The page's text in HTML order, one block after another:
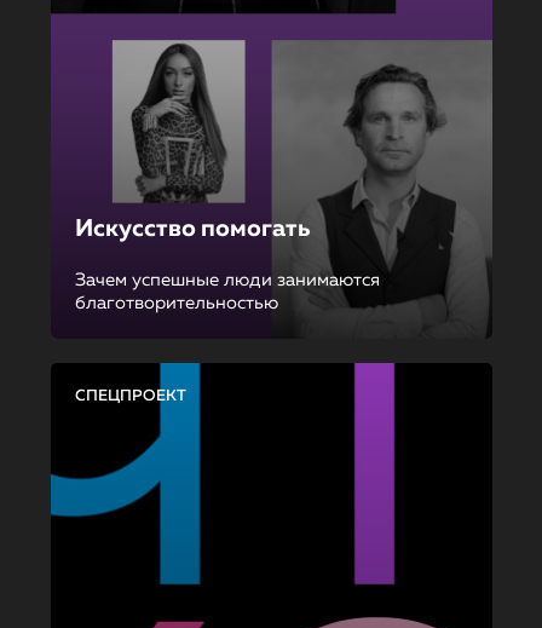
Искусство помогать
Зачем успешные люди занимаются
благотворительностью
СПЕЦПРОЕКТ